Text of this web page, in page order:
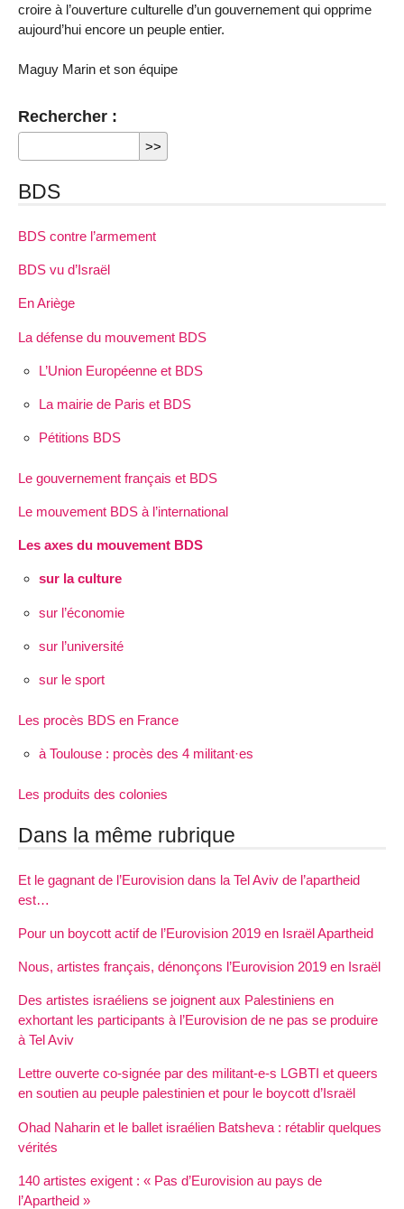
croire à l’ouverture culturelle d’un gouvernement qui opprime
aujourd’hui encore un peuple entier.
Maguy Marin et son équipe
Rechercher :
BDS
BDS contre l’armement
BDS vu d’Israël
En Ariège
La défense du mouvement BDS
L’Union Européenne et BDS
La mairie de Paris et BDS
Pétitions BDS
Le gouvernement français et BDS
Le mouvement BDS à l’international
Les axes du mouvement BDS
sur la culture
sur l’économie
sur l’université
sur le sport
Les procès BDS en France
à Toulouse : procès des 4 militant·es
Les produits des colonies
Dans la même rubrique
Et le gagnant de l’Eurovision dans la Tel Aviv de l’apartheid
est…
Pour un boycott actif de l’Eurovision 2019 en Israël Apartheid
Nous, artistes français, dénonçons l’Eurovision 2019 en Israël
Des artistes israéliens se joignent aux Palestiniens en
exhortant les participants à l’Eurovision de ne pas se produire
à Tel Aviv
Lettre ouverte co-signée par des militant-e-s LGBTI et queers
en soutien au peuple palestinien et pour le boycott d’Israël
Ohad Naharin et le ballet israélien Batsheva : rétablir quelques
vérités
140 artistes exigent : « Pas d’Eurovision au pays de
l’Apartheid »